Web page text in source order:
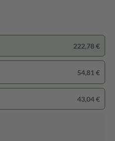
222,78 €
54,81 €
43,04 €